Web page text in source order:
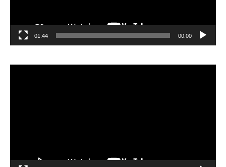
00:00
01:44